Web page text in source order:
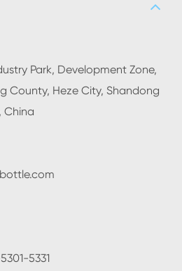
Park, Development Zone,
County, Heze City, Shandong
China
5331